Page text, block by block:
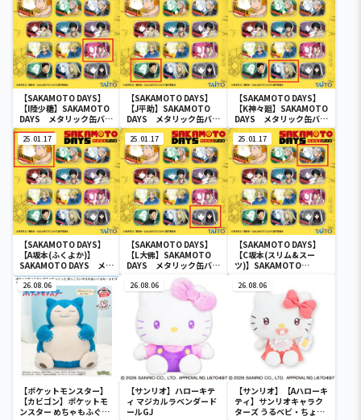
【SAKAMOTO DAYS】
【I陸少糖】SAKAMOTO
DAYS メタリック缶バッ
ジ
【SAKAMOTO DAYS】
【J平助】SAKAMOTO
DAYS メタリック缶バッ
ジ
【SAKAMOTO DAYS】
【K神々廻】SAKAMOTO
DAYS メタリック缶バッ
ジ
25.01.17
【SAKAMOTO DAYS】
【A坂本(ふくよか)】
SAKAMOTO DAYS メタ
リック缶バッジ
25.01.17
【SAKAMOTO DAYS】
【L大佛】SAKAMOTO
DAYS メタリック缶バッ
25.01.17
【SAKAMOTO DAYS】
【C坂本(スリム&スー
ツ)】SAKAMOTO
ジ
26.08.06
【ポケットモンスター】
【カビゴン】ポケットモ
ンスター めちゃもふぐっ
26.08.06
【サンリオ】ハローキテ
ィ マジカルラベンダード
ールGJ
26.08.06
【サンリオ】【Aハローキ
ティ】サンリオキャラク
ターズ うるベビ・ちょい